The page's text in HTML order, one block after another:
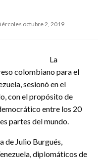
octubre 2, 2019
La
colombiano para el
sesionó en el
con el propósito de
entre los 20
partes del mundo.
de Julio Burgués,
diplomáticos de